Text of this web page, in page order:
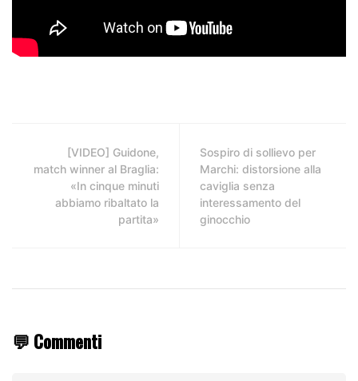
[VIDEO] Guidone,
match winner al Braglia:
«In cinque minuti
abbiamo ribaltato la
partita»
Sospiro di sollievo per
Marchi: distorsione alla
caviglia senza
interessamento del
ginocchio
💬 Commenti